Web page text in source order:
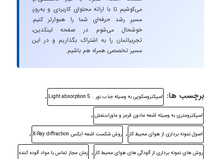
می‌کوشیم تا با ارائه محتوای کاربردی و به‌روز،
مسیرِ رشد حرفه‌ای شما را هموارتر کنیم.
خوشحال می‌شوم در صفحه لینکدین،
تجربیاتمان را به اشتراک بگذاریم و در این
مسیر تخصصی همراه هم باشیم.
برچسب ها: اسپکتروسکوپی به وسیله جذب نور ۔ Light absorption S ,
اسپکترومتری به وسیله اشعه مادون قرمز و ماوراءبنفش ,
اصول نمونه برداری از هوای محیط کار , روش شکست اشعه ایکس X-Ray diffraction ,
روش های نمونه برداری از آلودگی های هوای محیط کار , زمان مجاز تماس با مواد آلوده کننده